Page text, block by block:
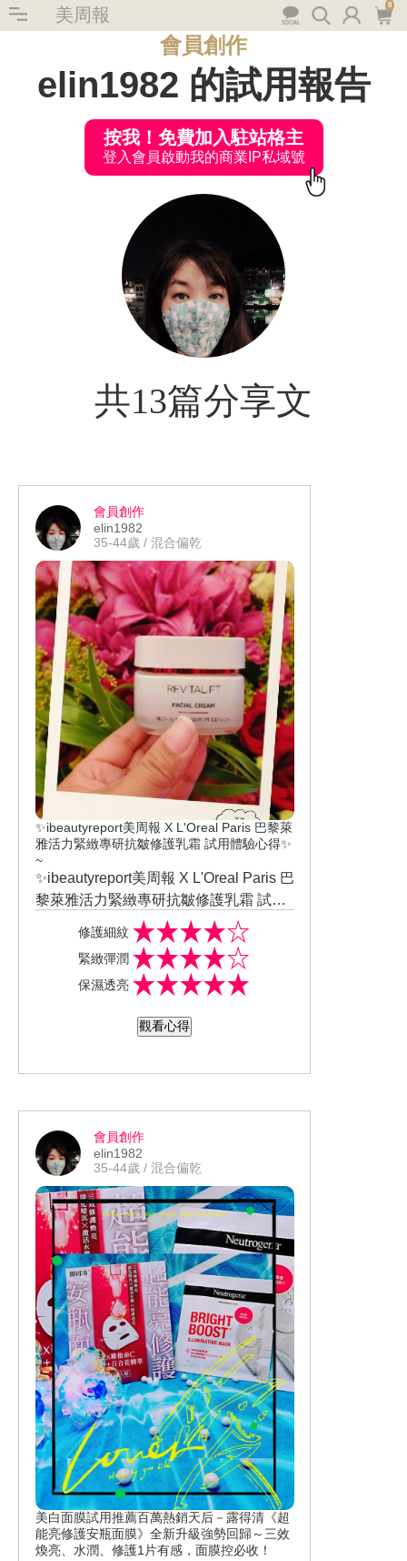
美周報 0
會員創作
elin1982 的試用報告
按我！免費加入駐站格主
登入會員啟動我的商業IP私域號
共13篇分享文
會員創作
elin1982
35-44歲 / 混合偏乾
✨ibeautyreport美周報 X L'Oreal Paris 巴黎萊
雅活力緊緻專研抗皺修護乳霜 試用體驗心得✨
~
✨ibeautyreport美周報 X L'Oreal Paris 巴
黎萊雅活力緊緻專研抗皺修護乳霜 試用
體驗心得✨ ~ 非常開心、能再次與大家
分享本人最新&愛用的美妝保養品啦！
以下為本人親身體驗感受之分享與心得
評比。 本人膚質為混合型偏乾，容易出
毛孔明顯、略有小痘痘和粉刺和斑點困
肉、側臉線條鬆弛問題。 ❤️巴黎萊雅活
⭐⭐⭐⭐⭐ 如奶霜狀、非常細膩、柔滑、好
👉 乳霜香氛 - ⭐⭐⭐⭐⭐ 清新宜人的淡雅
花香氛，給人感覺不會過於俗艷！
按摩、吸收速度非常優異！
即得到舒緩，肌膚摸起來有水潤感。
膩感！擦在肌膚上非常舒適，夏天也能
放心使用！
👉 修護度 - ⭐⭐⭐⭐⭐ 這瓶乳霜修護肌膚
很有感！第一次擦拭在肌膚上就感受到
它的柔潤、沁入肌膚底層的那種溫柔潤
澤感！
👉 肌膚柔嫩度 - ⭐⭐⭐⭐⭐ 肌膚擦拭後，
立即感受到肌膚特別軟嫩！觸摸起來非
常柔嫩、細緻，討厭的乾燥、粗糙都不
見了！
👉 保濕度 - ⭐⭐⭐⭐⭐ 我是直接擦這罐乳
霜，並未再先擦精華液，幾乎一整天都
在冷氣房內，肌膚也不會感到乾燥不
適！
👉 肌膚彈性與緊緻度- ⭐⭐ 試用體驗大約
一星期，臉頰肉的確有比較Q彈、緊緻一
些！預估再持續使用，希望會更明顯！
👉 抗皺度 - ⭐⭐ 目前感覺小細紋好像有
一點點縮小，希望再持續使用會更好！
總結，個人感覺這是款價格非常親民的
全能乳霜！ 質地水潤、肌膚吸收迅速、
清爽不黏膩、一瓶有8功能，我覺得很適
合初次入手抗老乳霜的朋友！🩷
修護細紋
緊緻彈潤
保濕透亮
觀看心得
會員創作
elin1982
35-44歲 / 混合偏乾
美白面膜試用推薦百萬熱銷天后－露得清《超
能亮修護安瓶面膜》全新升級強勢回歸～三效
煥亮、水潤、修護1片有感，面膜控必收！